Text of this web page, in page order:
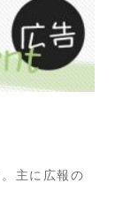
主に広報の